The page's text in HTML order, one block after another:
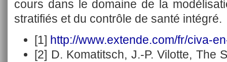
cours dans le domaine de la
stratifiés et du contrôle de santé intégré.
[1] http://www.extende.com/fr/civa-
[2] D. Komatitsch, J.-P. Vilotte, The